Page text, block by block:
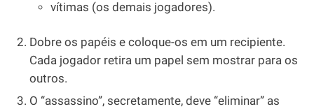
vítimas (os demais jogadores).
Dobre os papéis e coloque-os em um recipiente.
Cada jogador retira um papel sem mostrar para os
outros.
O “assassino”, secretamente, deve “eliminar” as